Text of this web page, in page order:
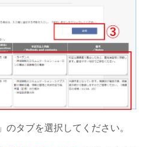
」のタブを選択してください。